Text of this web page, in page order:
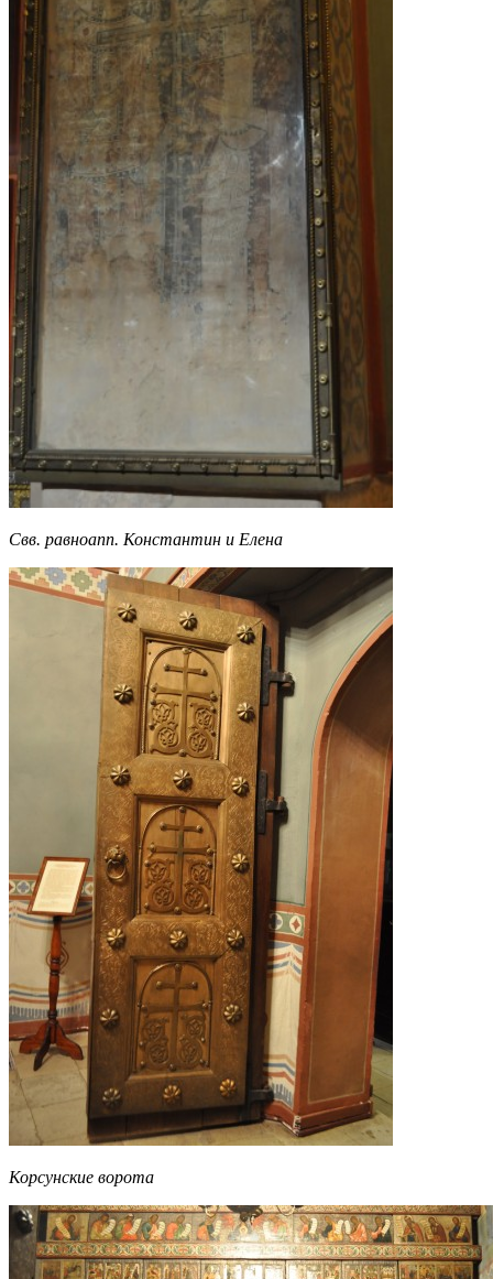
Свв. равноапп. Константин и Елена
Корсунские ворота